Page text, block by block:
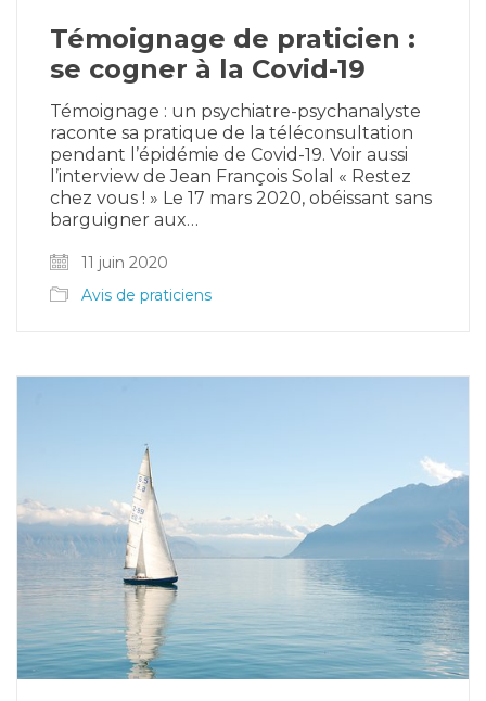
Témoignage de praticien :
se cogner à la Covid-19
Témoignage : un psychiatre-psychanalyste
raconte sa pratique de la téléconsultation
pendant l’épidémie de Covid-19. Voir aussi
l’interview de Jean François Solal « Restez
chez vous ! » Le 17 mars 2020, obéissant sans
barguigner aux…
11 juin 2020
Avis de praticiens